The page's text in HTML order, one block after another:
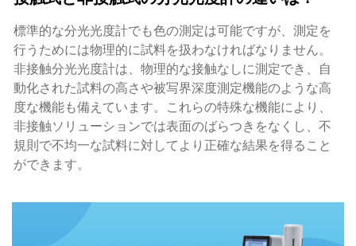
標準的な分光光度計でも色の測定は可能ですが、測定を
行うためには物理的に試料を扱わなければなりません。
非接触分光光度計は、物理的な接触なしに測定でき、自
動化された試料の高さや被写界深度測定機能のような高
度な機能も備えています。これらの特殊な機能により、
非接触ソリューションでは表面のばらつきをなくし、不
規則で不均一な試料に対してより正確な結果を得ること
ができます。